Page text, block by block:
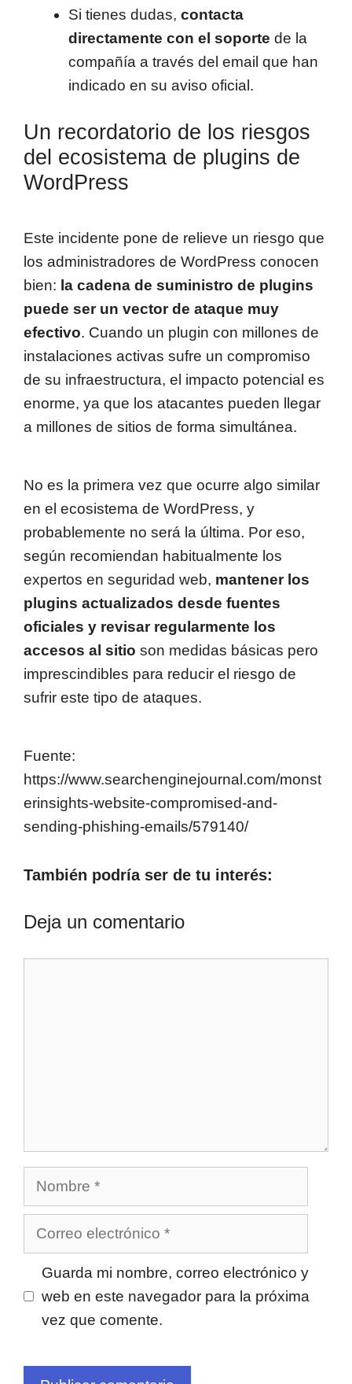
Si tienes dudas, contacta
directamente con el soporte de la
compañía a través del email que han
indicado en su aviso oficial.
Un recordatorio de los riesgos
del ecosistema de plugins de
WordPress
Este incidente pone de relieve un riesgo que
los administradores de WordPress conocen
bien: la cadena de suministro de plugins
puede ser un vector de ataque muy
efectivo. Cuando un plugin con millones de
instalaciones activas sufre un compromiso
de su infraestructura, el impacto potencial es
enorme, ya que los atacantes pueden llegar
a millones de sitios de forma simultánea.
No es la primera vez que ocurre algo similar
en el ecosistema de WordPress, y
probablemente no será la última. Por eso,
según recomiendan habitualmente los
expertos en seguridad web, mantener los
plugins actualizados desde fuentes
oficiales y revisar regularmente los
accesos al sitio son medidas básicas pero
imprescindibles para reducir el riesgo de
sufrir este tipo de ataques.
Fuente:
https://www.searchenginejournal.com/monst
erinsights-website-compromised-and-
sending-phishing-emails/579140/
También podría ser de tu interés:
Deja un comentario
Nombre
Correo
Guarda mi nombre, correo electrónico y
web en este navegador para la próxima
vez que comente.